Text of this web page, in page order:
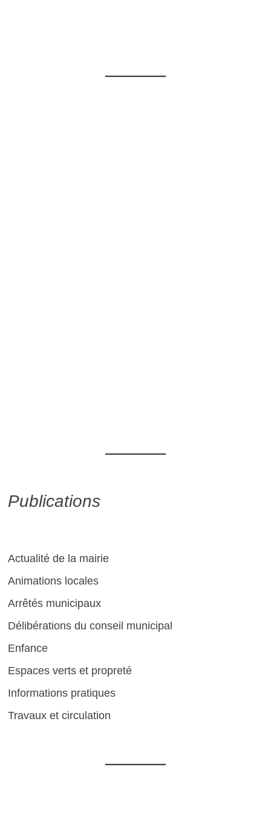
Publications
Actualité de la mairie
Animations locales
Arrêtés municipaux
Délibérations du conseil municipal
Enfance
Espaces verts et propreté
Informations pratiques
Travaux et circulation